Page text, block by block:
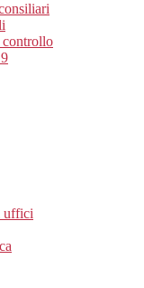
9
uffici